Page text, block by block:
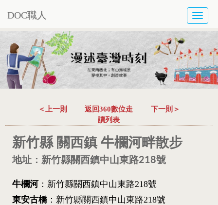
DOC職人
＜上一則
返回360數位走
讀列表
下一則＞
新竹縣 關西鎮 牛欄河畔散步
地址：新竹縣關西鎮中山東路218號
牛欄河：新竹縣關西鎮中山東路218號
東安古橋：新竹縣關西鎮中山東路218號